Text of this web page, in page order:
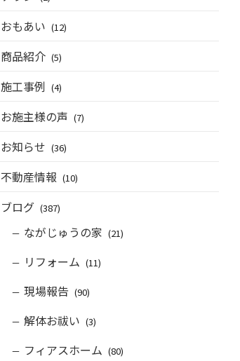
おもあい (12)
商品紹介 (5)
施工事例 (4)
お施主様の声 (7)
お知らせ (36)
不動産情報 (10)
ブログ (387)
ながじゅうの家 (21)
リフォーム (11)
現場報告 (90)
解体お祓い (3)
フィアスホーム (80)